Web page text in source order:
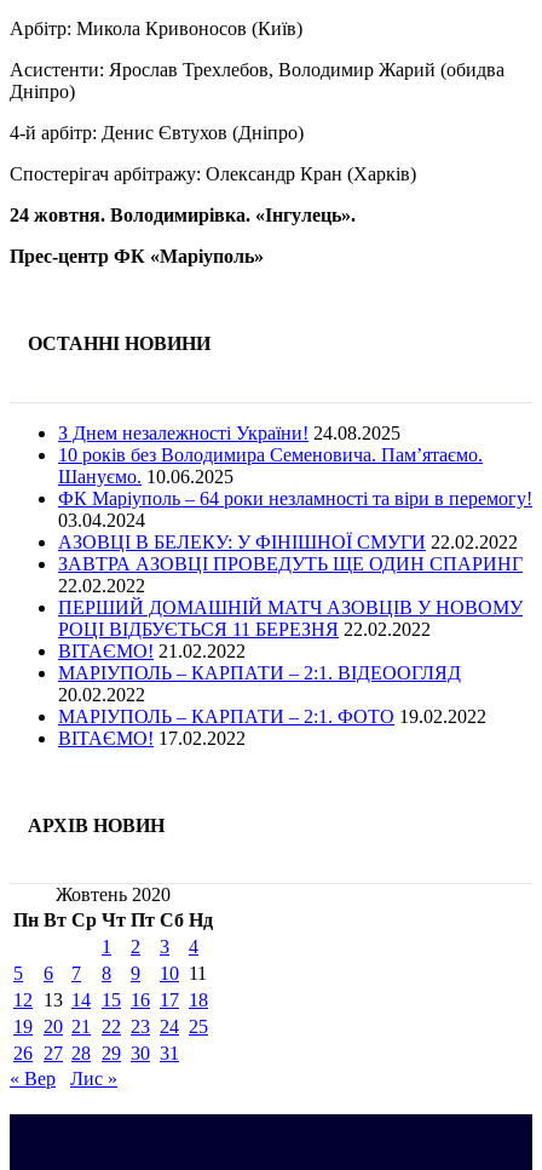
Арбітр: Микола Кривоносов (Київ)
Асистенти: Ярослав Трехлебов, Володимир Жарий (обидва
Дніпро)
4-й арбітр: Денис Євтухов (Дніпро)
Спостерігач арбітражу: Олександр Кран (Харків)
24 жовтня. Володимирівка. «Інгулець».
Прес-центр ФК «Маріуполь»
ОСТАННІ НОВИНИ
З Днем незалежності України! 24.08.2025
10 років без Володимира Семеновича. Пам’ятаємо.
Шануємо. 10.06.2025
ФК Маріуполь – 64 роки незламності та віри в перемогу!
03.04.2024
АЗОВЦІ В БЕЛЕКУ: У ФІНІШНОЇ СМУГИ 22.02.2022
ЗАВТРА АЗОВЦІ ПРОВЕДУТЬ ЩЕ ОДИН СПАРИНГ
22.02.2022
ПЕРШИЙ ДОМАШНІЙ МАТЧ АЗОВЦІВ У НОВОМУ
РОЦІ ВІДБУЄТЬСЯ 11 БЕРЕЗНЯ 22.02.2022
ВІТАЄМО! 21.02.2022
МАРІУПОЛЬ – КАРПАТИ – 2:1. ВІДЕООГЛЯД
20.02.2022
МАРІУПОЛЬ – КАРПАТИ – 2:1. ФОТО 19.02.2022
ВІТАЄМО! 17.02.2022
АРХІВ НОВИН
Жовтень 2020
Пн Вт Ср Чт Пт Сб Нд
1
2 3
4
5
6 7 8 9 10 11
12
13 14 15 16 17 18
19 20 21 22 23 24 25
26 27 28 29 30 31
« Вер
Лис »